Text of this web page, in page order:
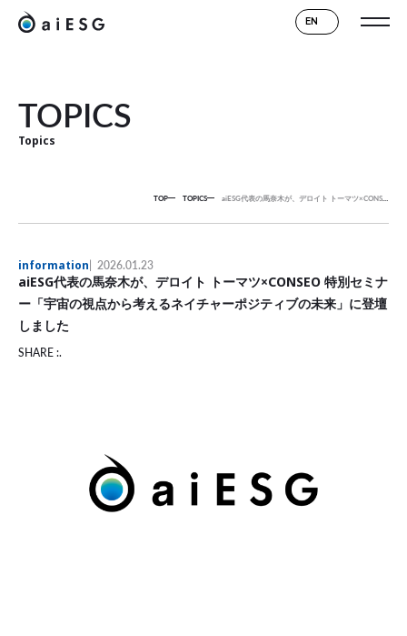
EN
TOPICS
Topics
TOP TOPICS aiESG代表の馬奈木が、デロイト トーマツ×CONSEO 特別セミナー「宇宙の視点から考えるネイチャーポジティブの未来」に登壇しました
information 2026.01.23
aiESG代表の馬奈木が、デロイト トーマツ×CONSEO 特別セミナ
ー「宇宙の視点から考えるネイチャーポジティブの未来」に登壇
しました
SHARE :.